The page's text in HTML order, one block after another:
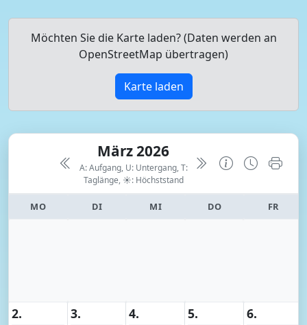
Möchten Sie die Karte laden? (Daten werden an
OpenStreetMap übertragen)
Karte laden
März 2026
A: Aufgang, U: Untergang, T:
Taglänge, ☀: Höchststand
MO DI MI DO FR
2. 3. 4. 5. 6.